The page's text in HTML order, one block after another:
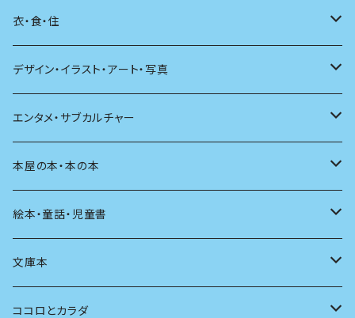
日本語
文学理論
評論
文章術
日記
ノンフィクション
その他
評論
言葉
言語
批評
詩
短歌
その他
衣・食・住
着る
食べる
料理
発酵・麹
住う
その他
デザイン・イラスト・アート・写真
デザイン
イラスト
アート
写真
その他
エンタメ・サブカルチャー
映画
音楽
マンガ
テレビ
本屋の本・本の本
本屋さんの本
本の本
読書
絵本・童話・児童書
小さいお子さん向け
自分で読めるようになったら
文庫本
男性作家
ココロとカラダ